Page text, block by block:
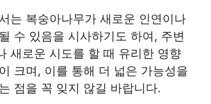
는 복숭아나무가 새로운 인연이나
수 있음을 시사하기도 하여, 주변
새로운 시도를 할 때 유리한 영향
크며, 이를 통해 더 넓은 가능성을
점을 꼭 잊지 않길 바랍니다.